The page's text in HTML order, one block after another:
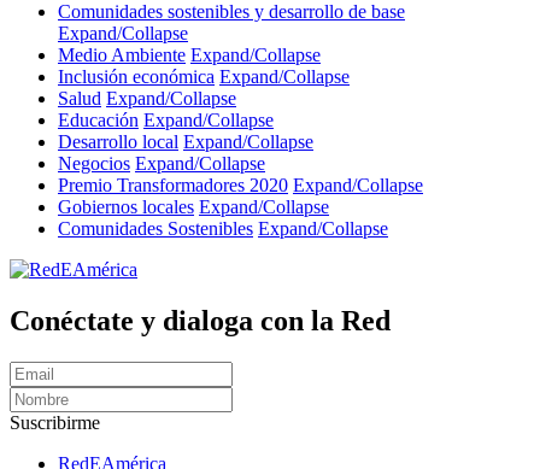
Comunidades sostenibles y desarrollo de base
Expand/Collapse
Medio Ambiente Expand/Collapse
Inclusión económica Expand/Collapse
Salud Expand/Collapse
Educación Expand/Collapse
Desarrollo local Expand/Collapse
Negocios Expand/Collapse
Premio Transformadores 2020 Expand/Collapse
Gobiernos locales Expand/Collapse
Comunidades Sostenibles Expand/Collapse
Conéctate y dialoga con la Red
Suscribirme
RedEAmérica